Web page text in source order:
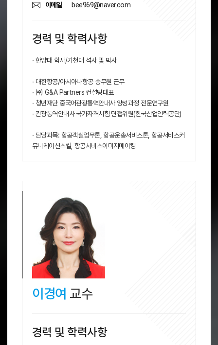
이메일 bee969@naver.com
경력 및 학력사항
∙ 한양대 학사/가천대 석사 및 박사
∙ 대한항공/아시아나항공 승무원 근무
∙ ㈜ G&A Partners 컨설팅대표
∙ 청년재단 중국어관광통역안내사 양성과정 전문연구원
∙ 관광통역안내사 국가자격시험 면접위원(한국산업인력공단)
∙ 담당과목: 항공객실업무론, 항공운송서비스론, 항공서비스커
뮤니케이션스킬, 항공서비스이미지메이킹
이경여 교수
경력 및 학력사항